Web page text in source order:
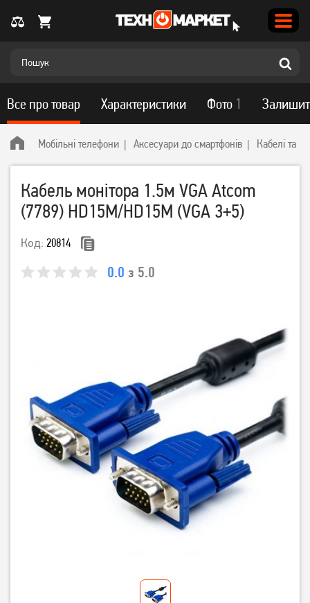
Мобільні телефони Аксесуари до смартфонів Кабелі та
Кабель монітора 1.5м VGA Atcom
(7789) HD15M/HD15M (VGA 3+5)
Код: 20814
0.0 з 5.0
Все про товар Характеристики Фото 1